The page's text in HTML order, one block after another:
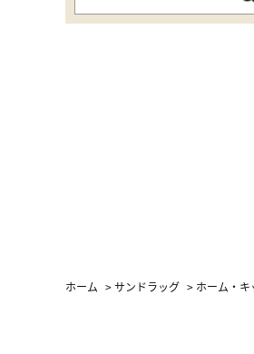
ホーム >サンドラッグ > ホーム・キ